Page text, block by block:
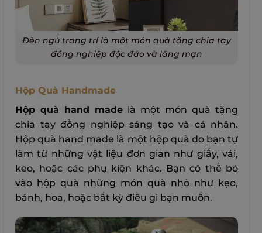
Đèn ngủ trang trí là một món quà tặng chia tay
đồng nghiệp độc đáo và lãng mạn
Hộp Quà Handmade
Hộp quà hand made là một món quà tặng
chia tay đồng nghiệp sáng tạo và cá nhân.
Hộp quà hand made là một hộp quà do bạn tự
làm từ những vật liệu đơn giản như giấy, vải,
keo, hoặc các phụ kiện khác. Bạn có thể bỏ
vào hộp quà những món quà nhỏ như kẹo,
bánh, hoa, hoặc bất kỳ điều gì bạn muốn.